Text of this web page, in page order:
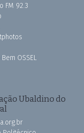
FM 92.3
OSSEL
Ubaldino do